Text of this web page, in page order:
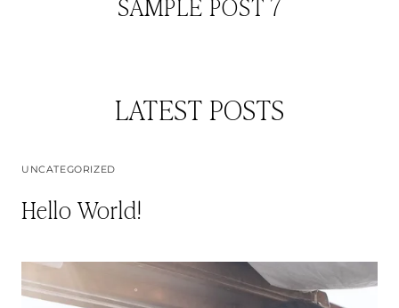
LATEST POSTS
UNCATEGORIZED
Hello World!